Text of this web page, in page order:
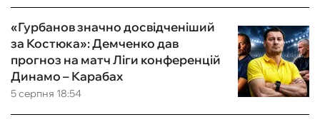
5 серпня 18:54
«Гурбанов значно досвідченіший
за Костюка»: Демченко дав
прогноз на матч Ліги конференцій
Динамо – Карабах